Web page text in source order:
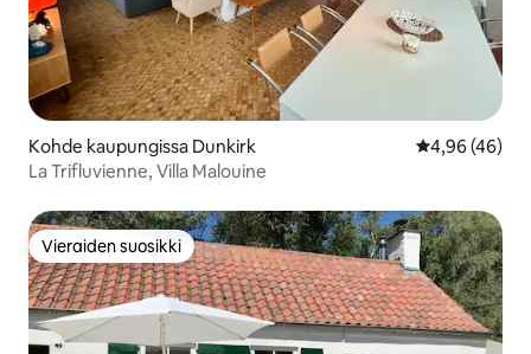
Kohde kaupungissa Dunkirk
4,96 (46)
La Trifluvienne, Villa Malouine
Vieraiden suosikki
Vieraiden suosikki